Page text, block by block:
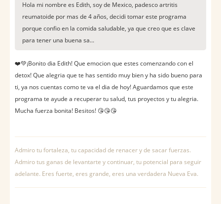
Hola mi nombre es Edith, soy de Mexico, padesco artritis
reumatoide por mas de 4 años, decidi tomar este programa
porque confio en la comida saludable, ya que creo que es clave
para tener una buena sa...
❤️️💚¡Bonito dia Edith! Que emocion que estes comenzando con el
detox! Que alegria que te has sentido muy bien y ha sido bueno para
ti, ya nos cuentas como te va el dia de hoy! Aguardamos que este
programa te ayude a recuperar tu salud, tus proyectos y tu alegria.
Mucha fuerza bonita! Besitos! 😘😘😘
Admiro tu fortaleza, tu capacidad de renacer y de sacar fuerzas.
Admiro tus ganas de levantarte y continuar, tu potencial para seguir
adelante. Eres fuerte, eres grande, eres una verdadera Nueva Eva.